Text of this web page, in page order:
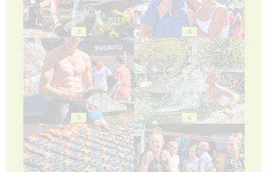
3 4
5 6